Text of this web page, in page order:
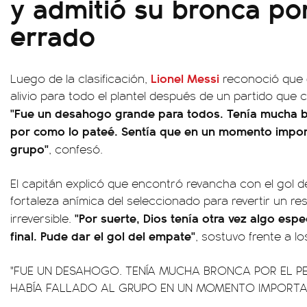
errado
Luego de la clasificación, Lionel Messi reconoció que
alivio para todo el plantel después de un partido que
"Fue un desahogo grande para todos. Tenía mucha
por como lo pateé. Sentía que en un momento
grupo", confesó.
El capitán explicó que encontró revancha con el gol
fortaleza anímica del seleccionado para revertir un
irreversible. "Por suerte, Dios tenía otra vez algo
final. Pude dar el gol del empate", sostuvo frente a
"FUE UN DESAHOGO. TENÍA MUCHA BRONCA POR EL
HABÍA FALLADO AL GRUPO EN UN MOMENTO